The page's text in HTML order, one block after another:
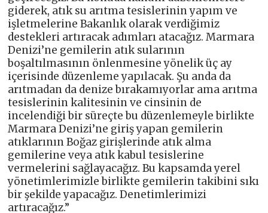
giderek, atık su arıtma tesislerinin yapım ve
işletmelerine Bakanlık olarak verdiğimiz
destekleri artıracak adımları atacağız. Marmara
Denizi’ne gemilerin atık sularının
boşaltılmasının önlenmesine yönelik üç ay
içerisinde düzenleme yapılacak. Şu anda da
arıtmadan da denize bırakamıyorlar ama arıtma
tesislerinin kalitesinin ve cinsinin de
incelendiği bir süreçte bu düzenlemeyle birlikte
Marmara Denizi’ne giriş yapan gemilerin
atıklarının Boğaz girişlerinde atık alma
gemilerine veya atık kabul tesislerine
vermelerini sağlayacağız. Bu kapsamda yerel
yönetimlerimizle birlikte gemilerin takibini sıkı
bir şekilde yapacağız. Denetimlerimizi
artıracağız.”